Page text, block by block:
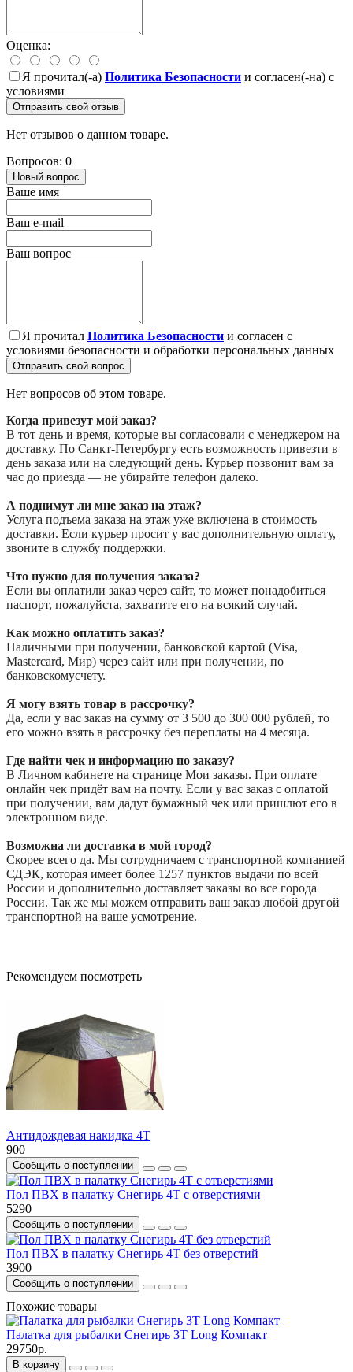
Оценка:
Я прочитал(-а) Политика Безопасности и согласен(-на) с
условиями
Отправить свой отзыв
Нет отзывов о данном товаре.
Вопросов: 0
Новый вопрос
Ваше имя
Ваш e-mail
Ваш вопрос
Я прочитал Политика Безопасности и согласен с
условиями безопасности и обработки персональных данных
Отправить свой вопрос
Нет вопросов об этом товаре.
Когда привезут мой заказ?
В тот день и время, которые вы согласовали с менеджером на
доставку. По Санкт-Петербургу есть возможность привезти в
день заказа или на следующий день. Курьер позвонит вам за
час до приезда — не убирайте телефон далеко.
А поднимут ли мне заказ на этаж?
Услуга подъема заказа на этаж уже включена в стоимость
доставки. Если курьер просит у вас дополнительную оплату,
звоните в службу поддержки.
Что нужно для получения заказа?
Если вы оплатили заказ через сайт, то может понадобиться
паспорт, пожалуйста, захватите его на всякий случай.
Как можно оплатить заказ?
Наличными при получении, банковской картой (Visa,
Mastercard, Мир) через сайт или при получении, по
банковскомусчету.
Я могу взять товар в рассрочку?
Да, если у вас заказ на сумму от 3 500 до 300 000 рублей, то
его можно взять в рассрочку без переплаты на 4 месяца.
Где найти чек и информацию по заказу?
В Личном кабинете на странице Мои заказы. При оплате
онлайн чек придёт вам на почту. Если у вас заказ с оплатой
при получении, вам дадут бумажный чек или пришлют его в
электронном виде.
Возможна ли доставка в мой город?
Скорее всего да. Мы сотрудничаем с транспортной компанией
СДЭК, которая имеет более 1257 пунктов выдачи по всей
России и дополнительно доставляет заказы во все города
России. Так же мы можем отправить ваш заказ любой другой
транспортной на ваше усмотрение.
Рекомендуем посмотреть
Антидождевая накидка 4Т
900
Сообщить о поступлении
Пол ПВХ в палатку Снегирь 4Т с отверстиями
5290
Сообщить о поступлении
Пол ПВХ в палатку Снегирь 4Т без отверстий
3900
Сообщить о поступлении
Похожие товары
Палатка для рыбалки Снегирь 3Т Long Компакт
29750р.
В корзину